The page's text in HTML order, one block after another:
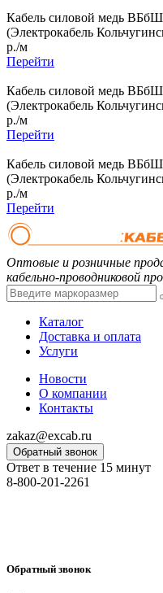
Кабель силовой медь
(Электрокабель
р./м
Перейти
Кабель силовой медь
(Электрокабель
р./м
Перейти
Кабель силовой медь
(Электрокабель
р./м
Перейти
Оптовые и розничные
кабельно-проводниковой
Каталог
Доставка и оплата
Услуги
Новости
О компании
Контакты
zakaz@excab.ru
Обратный звонок
Ответ в течение 15 минут
8-800-201-2261
Обратный звонок